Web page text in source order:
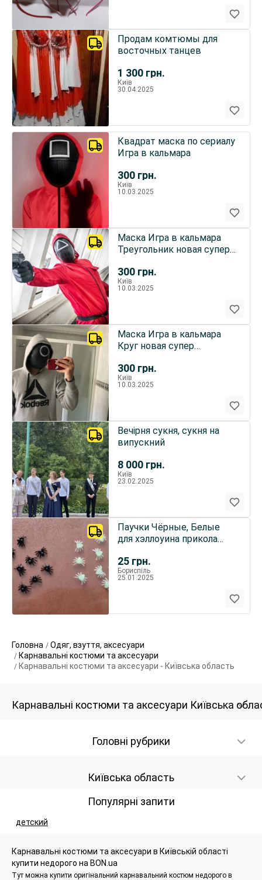
1 300 грн.
Продам комтюмы для
восточных танцев
Київ
30.04.2025
300 грн.
Квадрат маска по сериалу
Игра в кальмара
Київ
10.03.2025
300 грн.
Маска Игра в кальмара
Треугольник новая супер
Київ
10.03.2025
300 грн.
Маска Игра в кальмара
Круг новая супер
squid game
Київ
10.03.2025
8 000 грн.
Вечірня сукня, сукня на
випускний
Київ
23.02.2025
25 грн.
Паучки Чёрные, Белые
для хэллоуина прикола
Бориспіль
25.01.2025
Головна
Одяг, взуття, аксесуари
Карнавальні костюми та аксесуари
Карнавальні костюми та аксесуари - Київська область
Карнавальні костюми та аксесуари Київська
Головні рубрики
Київська область
Популярні запити
детский
Карнавальні костюми та аксесуари в Київській області
купити недорого на BON.ua
Тут можна купити оригінальний карнавальний костюм недорого в